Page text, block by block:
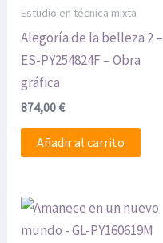
Estudio en técnica mixta
Alegoría de la belleza 2 –
ES-PY254824F – Obra
gráfica
874,00€
Añadir al carrito